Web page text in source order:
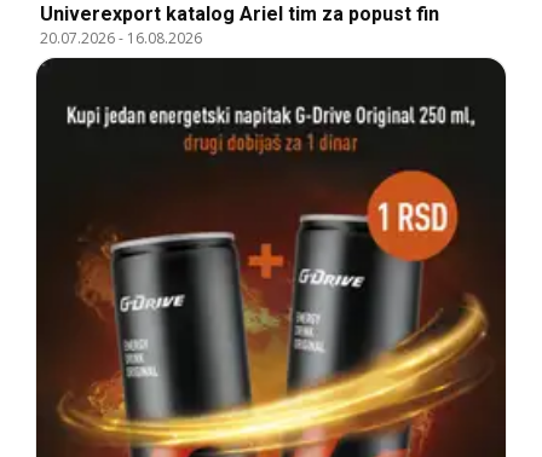
Univerexport katalog Ariel tim za popust fin
20.07.2026- 16.08.2026